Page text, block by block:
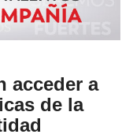
acceder a
de la